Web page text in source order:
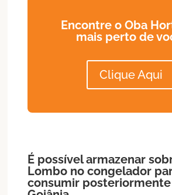
Encontre o Oba
mais perto de
Clique Aqui
É possível armazenar
Lombo no congelador
consumir